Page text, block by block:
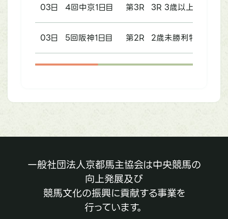
03日 4回中京1日目 第3R 3R 3歳以上500万下
03日 5回阪神1日目 第2R 2歳未勝利牝
一般社団法人京都馬主協会は中央競馬の
向上発展及び
競馬文化の振興に貢献する事業を
行っています。